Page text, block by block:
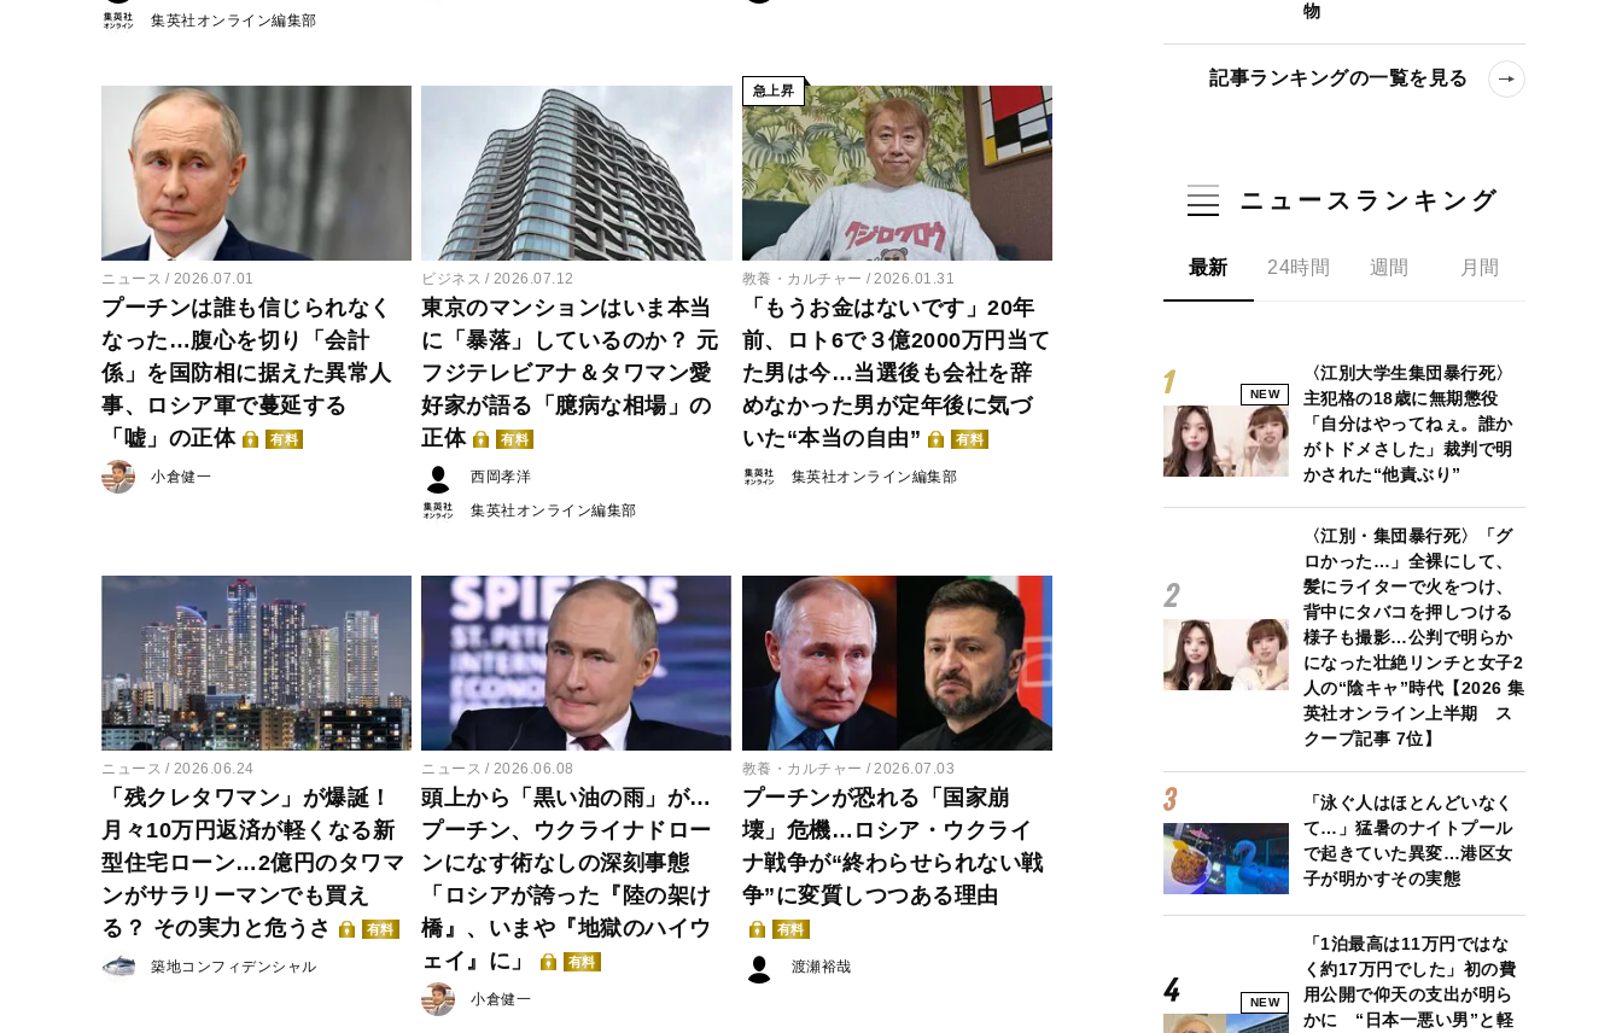
集英社オンライン編集部
ニュース 2026.07.01
プーチンは誰も信じられなく
なった…腹心を切り「会計
係」を国防相に据えた異常人
事、ロシア軍で蔓延する
「嘘」の正体
有料
小倉健一
ビジネス 2026.07.12
東京のマンションはいま本当
に「暴落」しているのか？ 元
フジテレビアナ＆タワマン愛
好家が語る「臆病な相場」の
正体
有料
西岡孝洋
集英社オンライン編集部
急上昇
教養・カルチャー 2026.01.31
「もうお金はないです」20年
前、ロト6で３億2000万円当て
た男は今…当選後も会社を辞
めなかった男が定年後に気づ
いた“本当の自由”
有料
集英社オンライン編集部
ニュース 2026.06.24
「残クレタワマン」が爆誕！
月々10万円返済が軽くなる新
型住宅ローン…2億円のタワマ
ンがサラリーマンでも買え
る？ その実力と危うさ
有料
築地コンフィデンシャル
ニュース 2026.06.08
頭上から「黒い油の雨」が…
プーチン、ウクライナドロー
ンになす術なしの深刻事態
「ロシアが誇った『陸の架け
橋』、いまや『地獄のハイウ
ェイ』に」
有料
小倉健一
教養・カルチャー 2026.07.03
プーチンが恐れる「国家崩
壊」危機…ロシア・ウクライ
ナ戦争が“終わらせられない戦
争”に変質しつつある理由
有料
渡瀬裕哉
物
記事ランキングの一覧を見る
ニュースランキング
最新 24時間 週間 月間
NEW
〈江別大学生集団暴行死〉
主犯格の18歳に無期懲役
「自分はやってねぇ。誰か
がトドメさした」裁判で明
かされた“他責ぶり”
〈江別・集団暴行死〉「グ
ロかった…」全裸にして、
髪にライターで火をつけ、
背中にタバコを押しつける
様子も撮影…公判で明らか
になった壮絶リンチと女子2
人の“陰キャ”時代【2026 集
英社オンライン上半期 ス
クープ記事 7位】
「泳ぐ人はほとんどいなく
て…」猛暑のナイトプール
で起きていた異変…港区女
子が明かすその実態
NEW
「1泊最高は11万円ではな
く約17万円でした」初の費
用公開で仰天の支出が明ら
かに “日本一悪い男”と軽